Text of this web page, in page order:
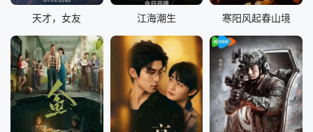
天才，女友 江海潮生 寒阳风起春山境